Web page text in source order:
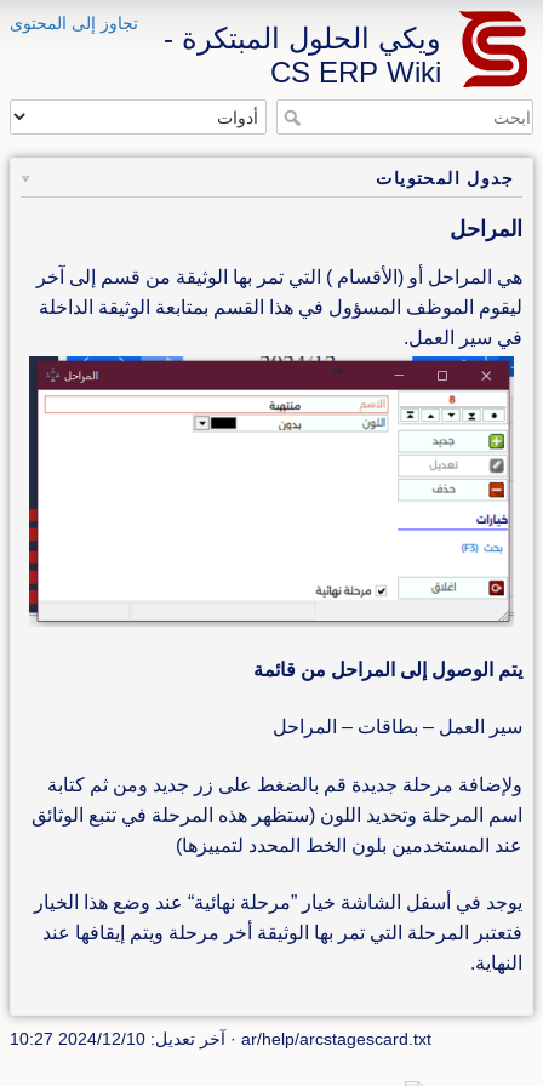
تجاوز إلى المحتوى
ويكي الحلول المبتكرة -
CS ERP Wiki
جدول المحتويات
المراحل
هي المراحل أو (الأقسام ) التي تمر بها الوثيقة من قسم إلى آخر
ليقوم الموظف المسؤول في هذا القسم بمتابعة الوثيقة الداخلة
في سير العمل.
يتم الوصول إلى المراحل من قائمة
سير العمل – بطاقات – المراحل
ولإضافة مرحلة جديدة قم بالضغط على زر جديد ومن ثم كتابة
اسم المرحلة وتحديد اللون (ستظهر هذه المرحلة في تتبع الوثائق
عند المستخدمين بلون الخط المحدد لتمييزها)
يوجد في أسفل الشاشة خيار ”مرحلة نهائية“ عند وضع هذا الخيار
فتعتبر المرحلة التي تمر بها الوثيقة أخر مرحلة ويتم إيقافها عند
النهاية.
ar/help/arcstagescard.txt · آخر تعديل: 2024/12/10 10:27